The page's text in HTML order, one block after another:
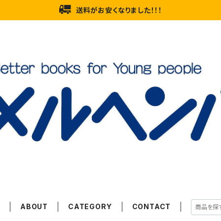
送料がお安くなりました！！！
ABOUT CATEGORY CONTACT